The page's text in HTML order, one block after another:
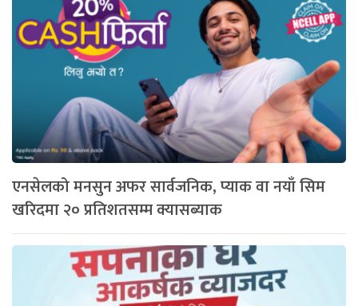
एनसेलको मनसुन अफर सार्वजनिक, प्याक वा नयाँ सिम
खरिदमा २० प्रतिशतसम्म क्यासब्याक